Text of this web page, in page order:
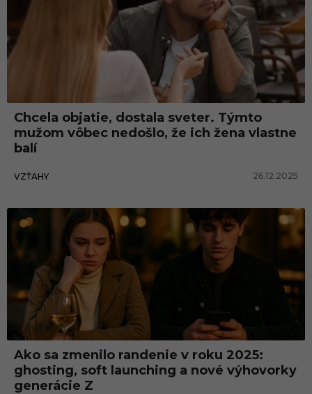
Chcela objatie, dostala sveter. Týmto
mužom vôbec nedošlo, že ich žena vlastne
balí
VZŤAHY 26.12.2025
Ako sa zmenilo randenie v roku 2025:
ghosting, soft launching a nové výhovorky
generácie Z
Vzťahy